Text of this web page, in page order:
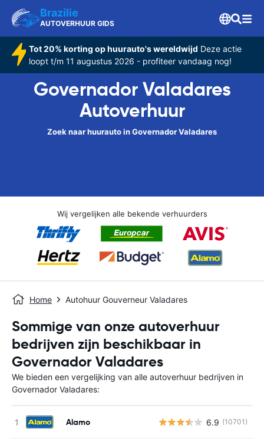
Brazilie
AUTOVERHUUR GIDS
Tot 20% korting op huurauto's wereldwijd Deze actie
loopt t/m 11 augustus 2026 - profiteer vandaag nog!
Governador Valadares
Autoverhuur
Zoek naar huurauto in Governador Valadares
Wij vergelijken alle bekende verhuurders
Home Autohuur Gouverneur Valadares
Sommige van onze autoverhuur
bedrijven zijn beschikbaar in
Governador Valadares
We bieden een vergelijking van alle autoverhuur bedrijven in
Governador Valadares:
Alamo 6.9 (10701)